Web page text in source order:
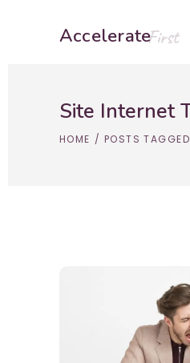
AccelerateFirst
Site Internet
HOME / POSTS